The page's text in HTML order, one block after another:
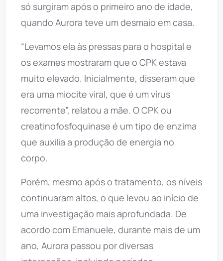
só surgiram após o primeiro ano de idade,
quando Aurora teve um desmaio em casa.
“Levamos ela às pressas para o hospital e
os exames mostraram que o CPK estava
muito elevado. Inicialmente, disseram que
era uma miocite viral, que é um vírus
recorrente”, relatou a mãe. O CPK ou
creatinofosfoquinase é um tipo de enzima
que auxilia a produção de energia no
corpo.
Porém, mesmo após o tratamento, os níveis
continuaram altos, o que levou ao início de
uma investigação mais aprofundada. De
acordo com Emanuele, durante mais de um
ano, Aurora passou por diversas